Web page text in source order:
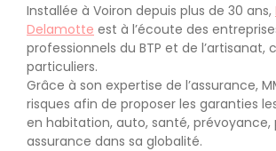
Installée à Voiron depuis plus de 30 ans,
Delamotte est à l’écoute des
professionnels du BTP et de l’artisanat,
particuliers.
Grâce à son expertise de l’assurance,
risques afin de proposer les garanties
en habitation, auto, santé,
assurance dans sa globalité.